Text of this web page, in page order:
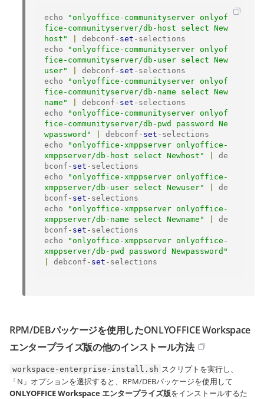
echo
"onlyoffice-communityserver onlyof
fice-communityserver/db-host select New
host"
debconf - set - selections
echo
"onlyoffice-communityserver onlyof
fice-communityserver/db-user select New
user"
debconf - set - selections
echo
"onlyoffice-communityserver onlyof
fice-communityserver/db-name select New
name"
debconf - set - selections
echo
"onlyoffice-communityserver onlyof
fice-communityserver/db-pwd password Ne
wpassword"
debconf - set - selections
echo
"onlyoffice-xmppserver onlyoffice-
xmppserver/db-host select Newhost"
de
bconf - set - selections
echo
"onlyoffice-xmppserver onlyoffice-
xmppserver/db-user select Newuser"
de
bconf - set - selections
echo
"onlyoffice-xmppserver onlyoffice-
xmppserver/db-name select Newname"
de
bconf - set - selections
echo
"onlyoffice-xmppserver onlyoffice-
xmppserver/db-pwd password Newpassword"
debconf - set - selections
RPM/DEBパッケージを使用したONLYOFFICE Workspace
エンタープライズ版の他のインストール方法
workspace-enterprise-install.sh スクリプトを実行し、
「N」オプションを選択すると、RPM/DEBパッケージを使用して
ONLYOFFICE Workspace エンタープライズ版をインストールするた